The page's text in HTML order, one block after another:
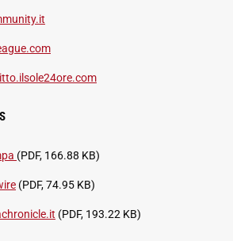
(PDF, 166.88 KB)
(PDF, 74.95 KB)
(PDF, 193.22 KB)